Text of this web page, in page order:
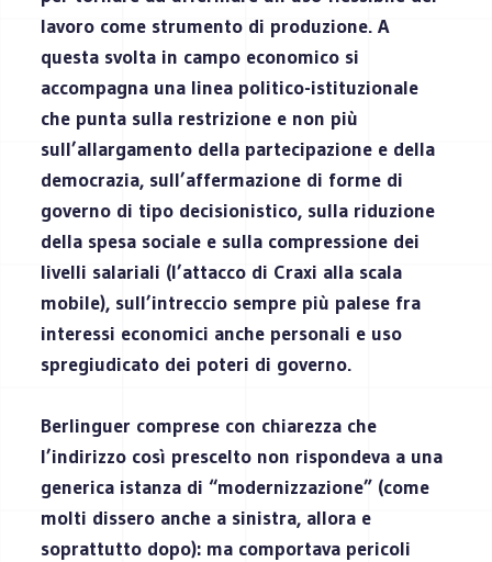
lavoro come strumento di produzione. A
questa svolta in campo economico si
accompagna una linea politico-istituzionale
che punta sulla restrizione e non più
sull’allargamento della partecipazione e della
democrazia, sull’affermazione di forme di
governo di tipo decisionistico, sulla riduzione
della spesa sociale e sulla compressione dei
livelli salariali (l’attacco di Craxi alla scala
mobile), sull’intreccio sempre più palese fra
interessi economici anche personali e uso
spregiudicato dei poteri di governo.
Berlinguer comprese con chiarezza che
l’indirizzo così prescelto non rispondeva a una
generica istanza di “modernizzazione” (come
molti dissero anche a sinistra, allora e
soprattutto dopo): ma comportava pericoli